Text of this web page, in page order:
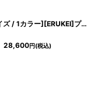
[ XS-Lサイズ / 1カラー][ERUKEI]プリント・花柄・Vネック・ハイウエスト・Aライン・ロングドレス[送料無料]
28,600円(税込)